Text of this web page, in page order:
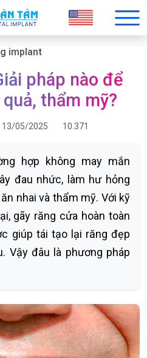
implant
pháp nào để
thẩm mỹ?
13/05/2025 10.371
hợp không may mắn
đau nhức, làm hư hỏng
nhai và thẩm mỹ. Với kỹ
gãy răng cửa hoàn toàn
giúp tái tạo lại răng đẹp
Vậy đâu là phương pháp